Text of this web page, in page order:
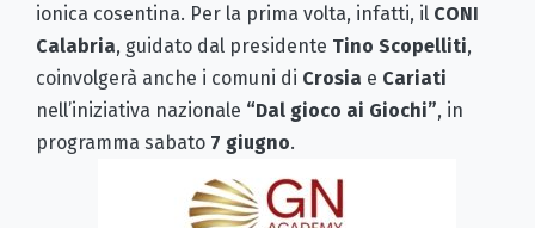
ionica cosentina. Per la prima volta, infatti, il CONI
Calabria, guidato dal presidente Tino Scopelliti,
coinvolgerà anche i comuni di Crosia e Cariati
nell’iniziativa nazionale “Dal gioco ai Giochi”, in
programma sabato 7 giugno.